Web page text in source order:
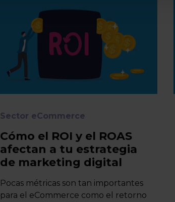
Sector eCommerce
Cómo el ROI y el ROAS
afectan a tu estrategia
de marketing digital
Pocas métricas son tan importantes
para el eCommerce como el retorno